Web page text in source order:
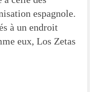
espagnole.
à un endroit
eux, Los Zetas